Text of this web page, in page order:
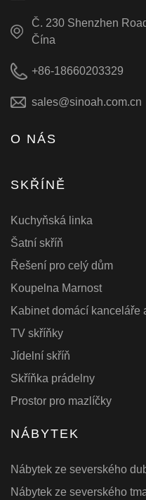
Č. 230 Shenzhen
Čína
+86-18660203329
sales@sinoah.com.cn
O NÁS
SKŘÍNĚ
Kuchyňská linka
Šatní skříň
Řešení pro celý dům
Koupelna Marnost
Kabinet domácí kanceláře
TV skříňky
Jídelní skříň
Skříňka prádelny
Prostor pro mazlíčky
NÁBYTEK
Nábytek ze severského
Nábytek ze severského